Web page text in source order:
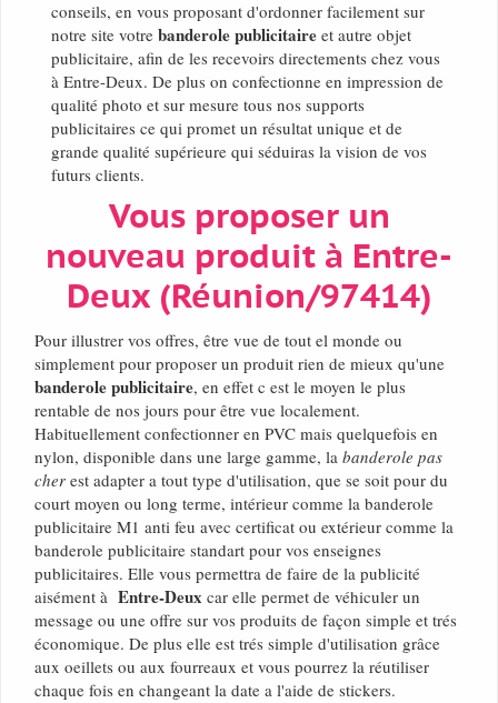
conseils, en vous proposant d'ordonner facilement sur
notre site votre banderole publicitaire et autre objet
publicitaire, afin de les recevoirs directements chez vous
à Entre-Deux. De plus on confectionne en impression de
qualité photo et sur mesure tous nos supports
publicitaires ce qui promet un résultat unique et de
grande qualité supérieure qui séduiras la vision de vos
futurs clients.
Vous proposer un
nouveau produit à Entre-
Deux (Réunion/97414)
Pour illustrer vos offres, être vue de tout el monde ou
simplement pour proposer un produit rien de mieux qu'une
banderole publicitaire, en effet c est le moyen le plus
rentable de nos jours pour être vue localement.
Habituellement confectionner en PVC mais quelquefois en
nylon, disponible dans une large gamme, la banderole pas
cher est adapter a tout type d'utilisation, que se soit pour du
court moyen ou long terme, intérieur comme la banderole
publicitaire M1 anti feu avec certificat ou extérieur comme la
banderole publicitaire standart pour vos enseignes
publicitaires. Elle vous permettra de faire de la publicité
aisément à Entre-Deux car elle permet de véhiculer un
message ou une offre sur vos produits de façon simple et trés
économique. De plus elle est trés simple d'utilisation grâce
aux oeillets ou aux fourreaux et vous pourrez la réutiliser
chaque fois en changeant la date a l'aide de stickers.